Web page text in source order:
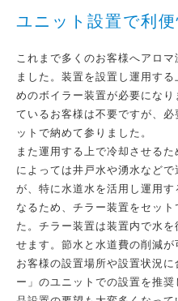
ユニット設置で利
これまで多くのお客様へアロ
ました。装置を設置し運用す
めのボイラー装置が必要にな
ているお客様は不要ですが、
ットで納めて参りました。
また運用する上で冷却させる
によっては井戸水や湧水など
が、特に水道水を活用し運用
なるため、チラー装置をセッ
た。チラー装置は装置内で水
せます。節水と水道費の削減が
お客様の設置場所や設置状況
ー」のユニットでの設置を推